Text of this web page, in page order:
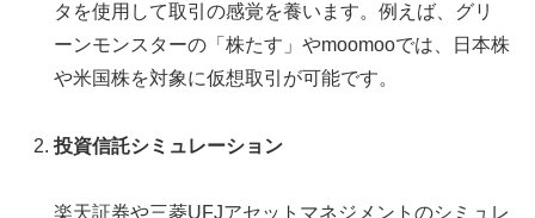
タを使用して取引の感覚を養います。例えば、グリ
ーンモンスターの「株たす」やmoomooでは、日本株
や米国株を対象に仮想取引が可能です。
投資信託シミュレーション
楽天証券や三菱UFJアセットマネジメントのシミュレ